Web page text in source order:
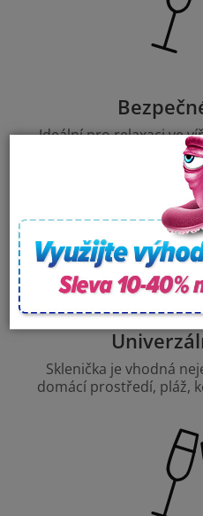
Ideální pro relaxaci ve
svému nerozbitnému
Sklenička je vhodná
domácí prostředí, pláž,